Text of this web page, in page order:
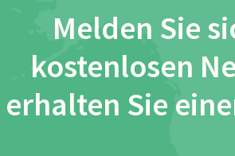
Melden Sie
kostenlosen
erhalten Sie